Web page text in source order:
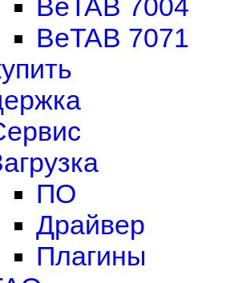
BeTAB 7004
BeTAB 7071
ПО
Драйвер
Плагины